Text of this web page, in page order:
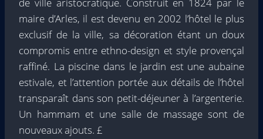
maire d’Arles, il est devenu en 2002 l’hôtel le plus
exclusif de la ville, sa décoration étant un doux
compromis entre ethno-design et style provençal
raffiné. La piscine dans le jardin est une aubaine
estivale, et l’attention portée aux détails de l’hôtel
transparaît dans son petit-déjeuner à l’argenterie.
Un hammam et une salle de massage sont de
nouveaux ajouts. £